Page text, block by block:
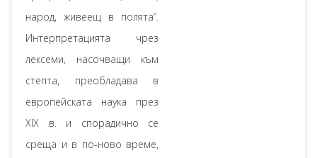
народ, живеещ в полята“.
Интерпретацията чрез
лексеми, насочващи към
степта, преобладава в
европейската наука през
ХІХ в. и спорадично се
среща и в по-ново време,